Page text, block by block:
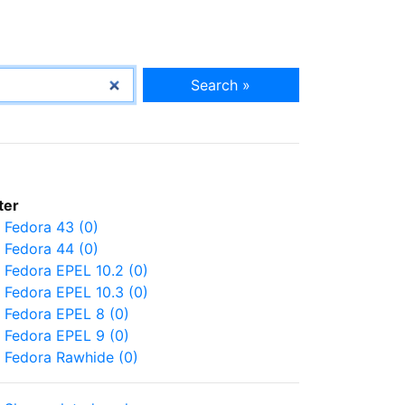
Search »
Fedora 43 (0)
Fedora 44 (0)
Fedora EPEL 10.2 (0)
Fedora EPEL 10.3 (0)
Fedora EPEL 8 (0)
Fedora EPEL 9 (0)
Fedora Rawhide (0)